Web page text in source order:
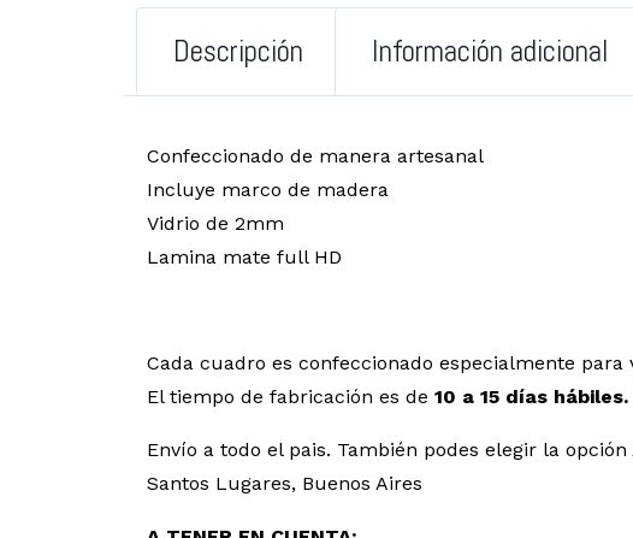
Descripción Información adicional
Confeccionado de manera artesanal
Incluye marco de madera
Vidrio de 2mm
Lamina mate full HD
Cada cuadro es confeccionado especialmente para
El tiempo de fabricación es de 10 a 15 días hábiles.
Envío a todo el pais. También podes elegir la
Santos Lugares, Buenos Aires